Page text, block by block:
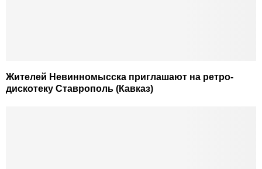
Жителей Невинномысска приглашают на ретро-
дискотеку Ставрополь (Кавказ)